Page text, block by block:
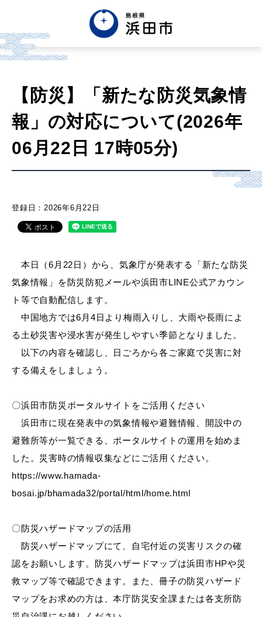
한글 Tiếng việt Tagalog
市政情報
健康・福祉・子育て
産業・ビジネス
教育・文化・スポーツ
移住・定住
観光・飲食
場面から探す
教育 出会い・結婚
【防災】「新たな防災気象情
報」の対応について(2026年
06月22日 17時05分)
登録日：2026年6月22日
本日（6月22日）から、気象庁が発表する「新たな防災
気象情報」を防災防犯メールや浜田市LINE公式アカウン
ト等で自動配信します。
中国地方では6月4日より梅雨入りし、大雨や長雨によ
る土砂災害や浸水害が発生しやすい季節となりました。
以下の内容を確認し、日ごろから各ご家庭で災害に対
する備えをしましょう。
〇浜田市防災ポータルサイトをご活用ください
浜田市に現在発表中の気象情報や避難情報、開設中の
避難所等が一覧できる、ポータルサイトの運用を始めま
した。災害時の情報収集などにご活用ください。
https://www.hamada-
bosai.jp/bhamada32/portal/html/home.html
〇防災ハザードマップの活用
防災ハザードマップにて、自宅付近の災害リスクの確
認をお願いします。防災ハザードマップは浜田市HPや災
救マップ等で確認できます。また、冊子の防災ハザード
マップをお求めの方は、本庁防災安全課または各支所防